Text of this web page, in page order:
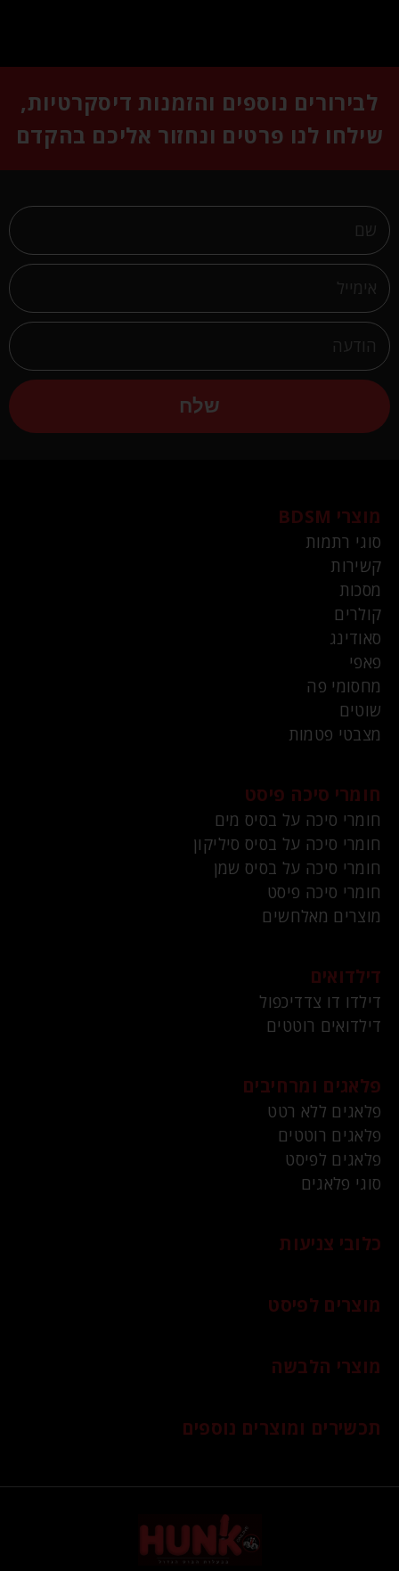
לבירורים נוספים והזמנות דיסקרטיות,
שילחו לנו פרטים ונחזור אליכם בהקדם
שלח
מוצרי BDSM
סוגי רתמות
קשירות
מסכות
קולרים
סאודינג
פאפי
מחסומי פה
שוטים
מצבטי פטמות
חומרי סיכה פיסט
חומרי סיכה על בסיס מים
חומרי סיכה על בסיס סיליקון
חומרי סיכה על בסיס שמן
חומרי סיכה פיסט
מוצרים מאלחשים
דילדואים
דילדו דו צדדיכפול
דילדואים רוטטים
פלאגים ומרחיבים
פלאגים ללא רטט
פלאגים רוטטים
פלאגים לפיסט
סוגי פלאגים
כלובי צניעות
מוצרים לפיסט
מוצרי הלבשה
תכשירים ומוצרים נוספים